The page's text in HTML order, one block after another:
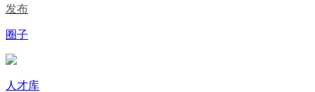
发布
圈子
人才库